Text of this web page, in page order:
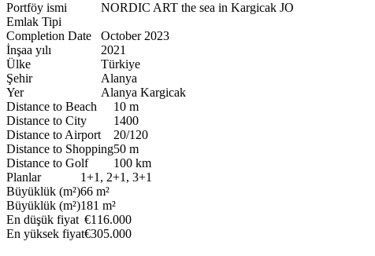
Portföy ismi
NORDIC ART the sea in Kargicak JO
Emlak Tipi
Completion Date
October 2023
İnşaa yılı
2021
Ülke
Türkiye
Şehir
Alanya
Yer
Alanya Kargicak
Distance to Beach
10 m
Distance to City
1400
Distance to Airport
20/120
Distance to Shopping50 m
Distance to Golf
100 km
Planlar
1+1, 2+1, 3+1
Büyüklük (m²)66 m²
Büyüklük (m²)181 m²
En düşük fiyat €116.000
En yüksek fiyat€305.000